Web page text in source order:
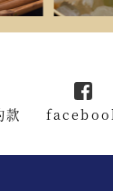
款